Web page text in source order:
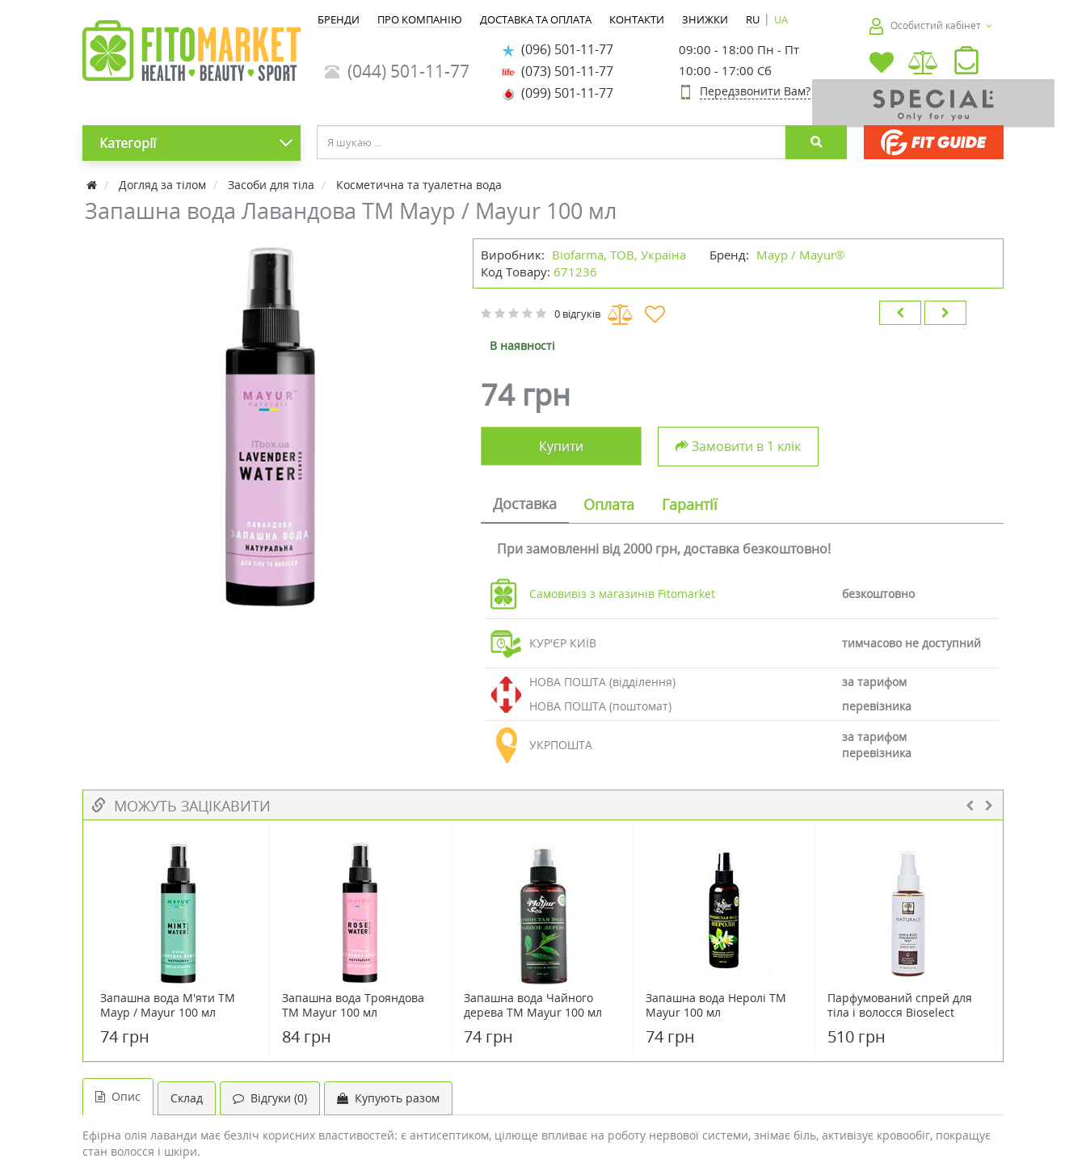
БРЕНДИ ПРО КОМПАНІЮ ДОСТАВКА ТА ОПЛАТА КОНТАКТИ ЗНИЖКИ RU | UA
(044) 501-11-77
(096) 501-11-77
(073) 501-11-77
(099) 501-11-77
09:00 - 18:00 Пн - Пт
10:00 - 17:00 Сб
Передзвонити Вам?
Особистий кабінет
Категорії
Догляд за тілом Засоби для тіла Косметична та туалетна вода
Запашна вода Лавандова ТМ Маур / Mayur 100 мл
Виробник: Biofarma, ТОВ, Україна Бренд: Маур / Mayur®
Код Товару: 671236
0 відгуків
В наявності
74 грн
Купити Замовити в 1 клік
Доставка Оплата Гарантії
При замовленні від 2000 грн, доставка безкоштовно!
Самовивіз з магазинів Fitomarket безкоштовно
КУР'ЄР КИЇВ тимчасово не доступний
НОВА ПОШТА (відділення)
за тарифом
НОВА ПОШТА (поштомат)
перевізника
УКРПОШТА
за тарифом
перевізника
МОЖУТЬ ЗАЦІКАВИТИ
Запашна вода М'яти TM
Маур / Mayur 100 мл
74 грн
Запашна вода Трояндова
TM Mayur 100 мл
84 грн
Запашна вода Чайного
дерева TM Mayur 100 мл
74 грн
Запашна вода Неролі ТМ
Mayur 100 мл
74 грн
Парфумований спрей для
тіла і волосся Bioselect
510 грн
Опис Склад Відгуки (0) Купують разом
Ефірна олія лаванди має безліч корисних властивостей: є антисептиком, цілюще впливає на роботу нервової системи, знімає біль, активізує кровообіг, покращує
стан волосся і шкіри.